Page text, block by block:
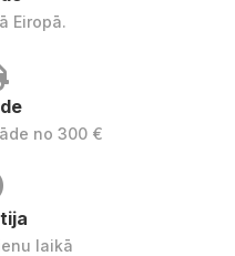
Eiropā.
no 300 €
laikā